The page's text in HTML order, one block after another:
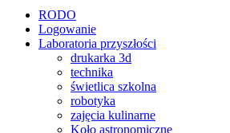
RODO
Logowanie
Laboratoria przyszłości
drukarka 3d
technika
świetlica szkolna
robotyka
zajęcia kulinarne
Koło astronomiczne